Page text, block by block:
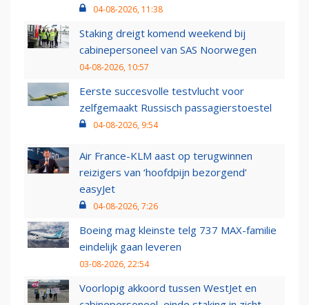
04-08-2026, 11:38
Staking dreigt komend weekend bij
cabinepersoneel van SAS Noorwegen
04-08-2026, 10:57
Eerste succesvolle testvlucht voor
zelfgemaakt Russisch passagierstoestel
04-08-2026, 9:54
Air France-KLM aast op terugwinnen
reizigers van ‘hoofdpijn bezorgend’
easyJet
04-08-2026, 7:26
Boeing mag kleinste telg 737 MAX-familie
eindelijk gaan leveren
03-08-2026, 22:54
Voorlopig akkoord tussen WestJet en